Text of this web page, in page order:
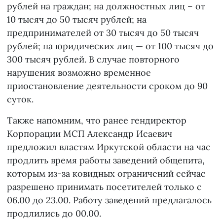
рублей на граждан; на должностных лиц – от
10 тысяч до 50 тысяч рублей; на
предпринимателей от 30 тысяч до 50 тысяч
рублей; на юридических лиц — от 100 тысяч до
300 тысяч рублей. В случае повторного
нарушения возможно временное
приостановление деятельности сроком до 90
суток.
Также напомним, что ранее гендиректор
Корпорации МСП Александр Исаевич
предложил властям Иркутской области на час
продлить время работы заведений общепита,
которым из-за ковидных ограничений сейчас
разрешено принимать посетителей только с
06.00 до 23.00. Работу заведений предлагалось
продлились до 00.00.